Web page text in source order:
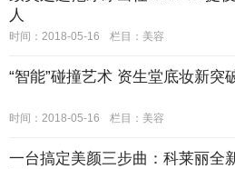
人
时间：2018-05-16 栏目： 美容
“智能”碰撞艺术 资生堂底妆新突
时间：2018-05-16 栏目： 美容
一台搞定美颜三步曲：科莱丽全